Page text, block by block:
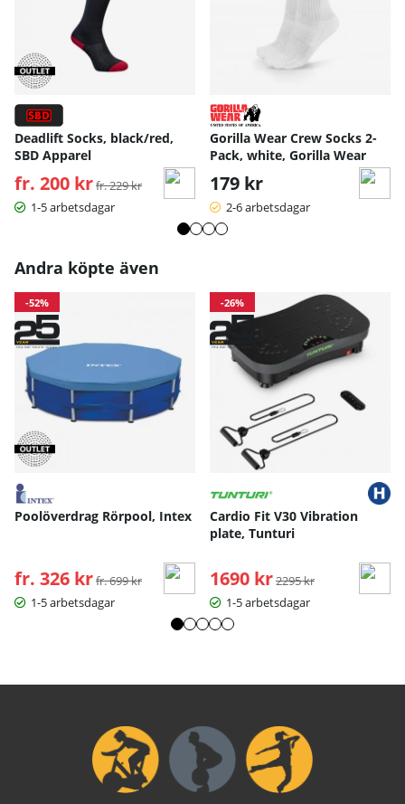
Deadlift Socks, black/red,
SBD Apparel
fr. 200 kr Ordinarie pris:
fr. 229 kr
1-5 arbetsdagar
Gorilla Wear Crew Socks 2-
Pack, white, Gorilla Wear
179 kr
2-6 arbetsdagar
Andra köpte även
-52%
Poolöverdrag Rörpool, Intex
fr. 326 kr Ordinarie pris:
fr. 699 kr
1-5 arbetsdagar
-26%
Cardio Fit V30 Vibration
plate, Tunturi
1690 kr Ordinarie pris:
2295 kr
1-5 arbetsdagar